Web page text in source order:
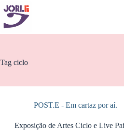
Pular
para
conteúdo
Tag ciclo
POST.E - Em cartaz por aí.
Exposição de Artes Ciclo e Live